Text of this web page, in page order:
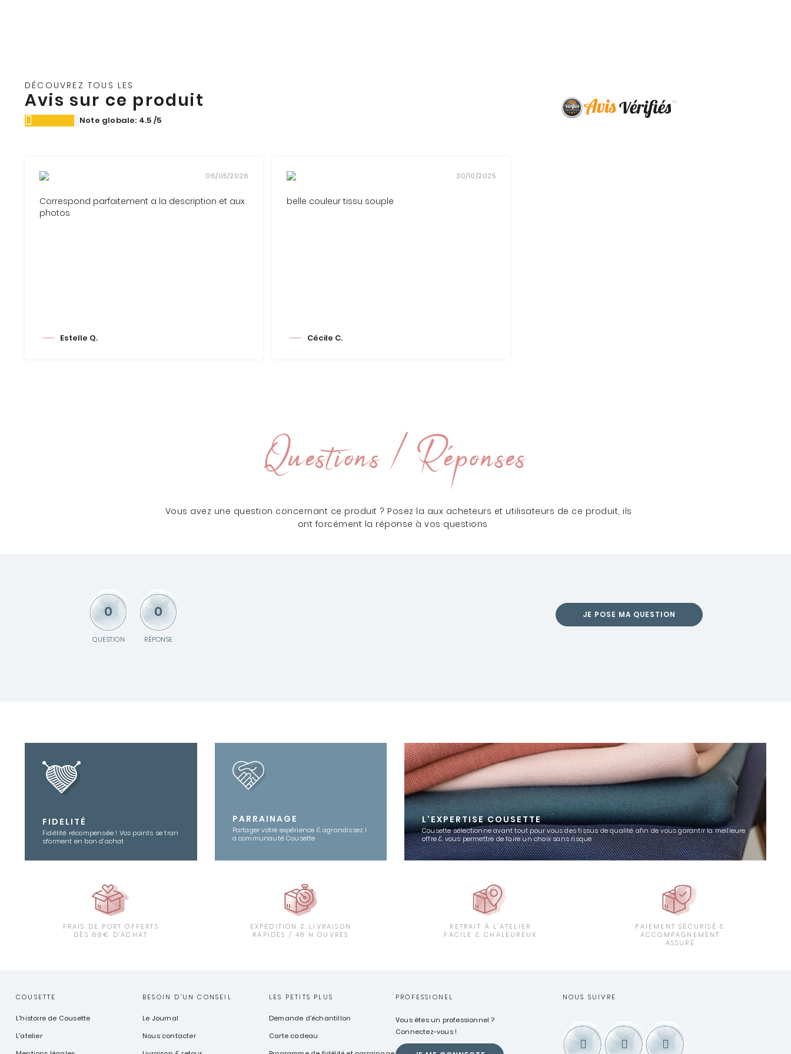
DÉCOUVREZ TOUS LES
Avis sur ce produit
Note globale: 4.5 /5
06/05/2026
Correspond parfaitement a la description et aux
photos
Estelle Q.
30/10/2025
belle couleur tissu souple
Cécile C.
Questions / Réponses
Vous avez une question concernant ce produit ? Posez la aux acheteurs et utilisateurs de ce produit, ils
ont forcément la réponse à vos questions
0
QUESTION
0
RÉPONSE
JE POSE MA QUESTION
FIDELITÉ
Fidélité récompensée ! Vos points se tran
sforment en bon d’achat
PARRAINAGE
Partager votre expérience & agrandissez l
a communauté Cousette
L'EXPERTISE COUSETTE
Cousette sélectionne avant tout pour vous des tissus de qualité afin de vous garantir la meilleure
offre & vous permettre de faire un choix sans risque
FRAIS DE PORT OFFERTS
DÈS 69€ D'ACHAT
EXPÉDITION & LIVRAISON
RAPIDES / 48 H OUVRÉS
RETRAIT À L'ATELIER
FACILE & CHALEUREUX
PAIEMENT SÉCURISÉ &
ACCOMPAGNEMENT
ASSURÉ
COUSETTE
L'histoire de Cousette
L'atelier
BESOIN D'UN CONSEIL
Le Journal
Nous contacter
LES PETITS PLUS
Demande d'échantillon
Carte cadeau
PROFESSIONEL
Vous êtes un professionnel ?
Connectez-vous !
NOUS SUIVRE